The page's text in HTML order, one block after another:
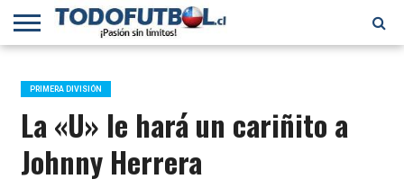
PRIMERA
B
SELECCIÓN
CHILENA
CHILENOS
EN EL
MUNDO
FÚTBOL
INTERNACIONAL
PRIMERA DIVISIÓN
La «U» le hará un cariñito a
Johnny Herrera